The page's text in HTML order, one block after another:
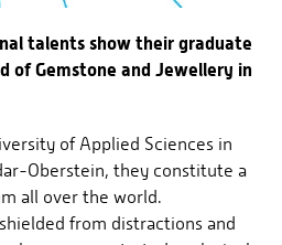
talents show their graduate
of Gemstone and Jewellery in
of Applied Sciences in
Oberstein, they constitute a
all over the world.
from distractions and